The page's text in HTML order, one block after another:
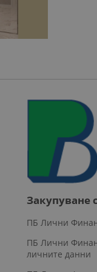
Закупуване
ПБ Лични
ПБ Лични
личните данни